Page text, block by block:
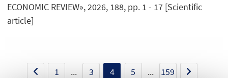
ECONOMIC REVIEW», 2026, 188, pp. 1 - 17 [Scientific
article]
1 ... 3 4 5 ... 159